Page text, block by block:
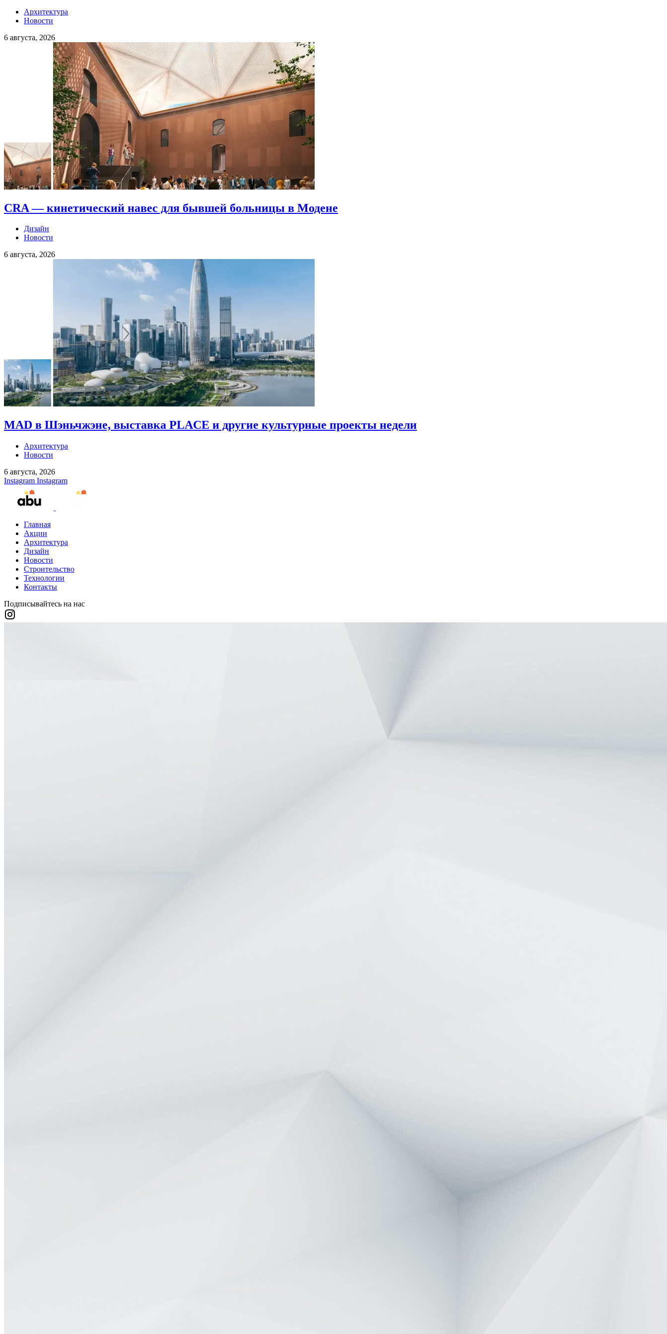
Архитектура
Новости
6 августа, 2026
CRA — кинетический навес для бывшей больницы в Модене
Дизайн
Новости
6 августа, 2026
MAD в Шэньчжэне, выставка PLACE и другие культурные проекты недели
Архитектура
Новости
6 августа, 2026
Instagram Instagram
Главная
Акции
Архитектура
Дизайн
Новости
Строительство
Технологии
Контакты
Подписывайтесь на нас